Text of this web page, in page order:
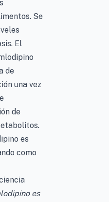
Se
El
de
una vez
de
es
como
es